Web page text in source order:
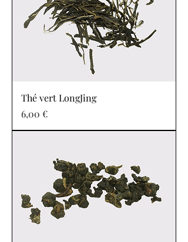
Thé vert LongJing
Prix
6,00 €